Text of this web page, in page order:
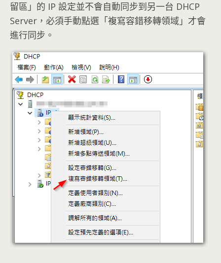
留區」的 IP 設定並不會自動同步到另一台 DHCP
Server，必須手動點選「複寫容錯移轉領域」才會
進行同步。